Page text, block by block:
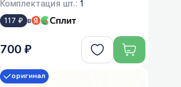
Комплектация шт.:1
117 ₽ в
700 ₽
оригинал